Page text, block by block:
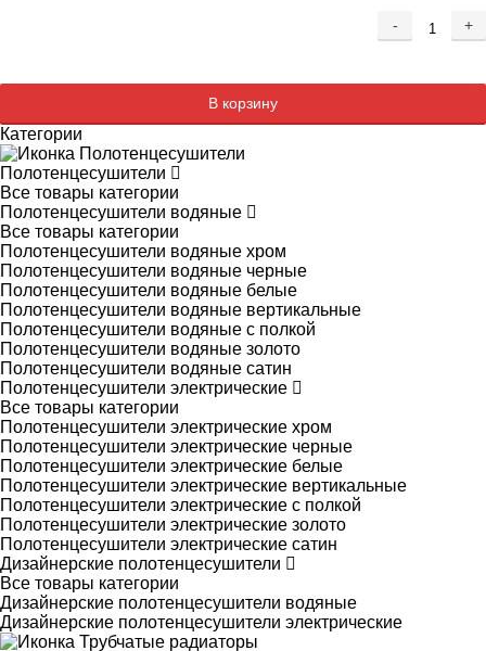
- +
В корзину
Категории
Полотенцесушители
Все товары категории
Полотенцесушители водяные
Все товары категории
Полотенцесушители водяные хром
Полотенцесушители водяные черные
Полотенцесушители водяные белые
Полотенцесушители водяные вертикальные
Полотенцесушители водяные с полкой
Полотенцесушители водяные золото
Полотенцесушители водяные сатин
Полотенцесушители электрические
Все товары категории
Полотенцесушители электрические хром
Полотенцесушители электрические черные
Полотенцесушители электрические белые
Полотенцесушители электрические вертикальные
Полотенцесушители электрические с полкой
Полотенцесушители электрические золото
Полотенцесушители электрические сатин
Дизайнерские полотенцесушители
Все товары категории
Дизайнерские полотенцесушители водяные
Дизайнерские полотенцесушители электрические